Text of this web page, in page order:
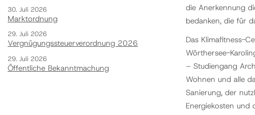
die Anerkennung
bedanken, die für
Das Klimafitness-
Wörthersee-
– Studiengang
Wohnen und alle
Sanierung, der
Energiekosten
30. Juli 2026
Marktordnung
29. Juli 2026
Vergnügungssteuerverordnung 2026
29. Juli 2026
Öffentliche Bekanntmachung